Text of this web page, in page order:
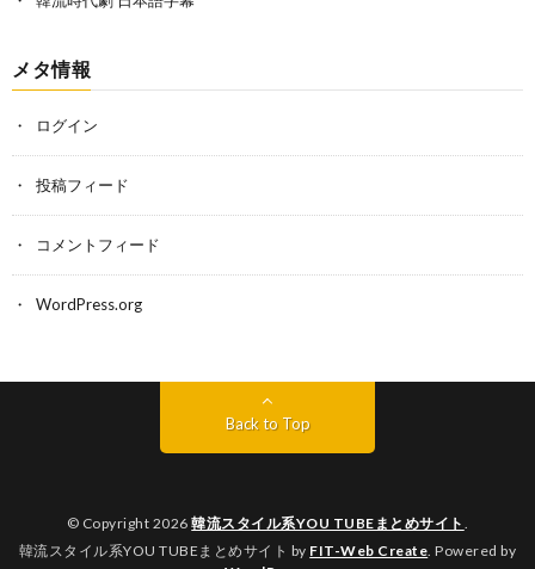
メタ情報
ログイン
投稿フィード
コメントフィード
WordPress.org
Back to Top
© Copyright 2026韓流スタイル系YOU TUBEまとめサイト
韓流スタイル系YOU TUBEまとめサイト by FIT-Web Create . Powered by